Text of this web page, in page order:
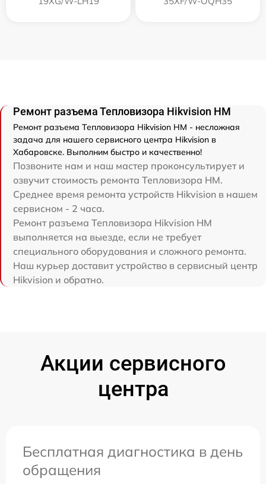
Ремонт разъема Тепловизора Hikvision HM
Ремонт разъема Тепловизора Hikvision HM - несложная
задача для нашего сервисного центра Hikvision в
Хабаровске. Выполним быстро и качественно!
Позвоните нам и наш мастер проконсультирует и
озвучит стоимость ремонта Тепловизора HM.
Среднее время ремонта устройств Hikvision в нашем
сервисном - 2 часа.
Ремонт разъема Тепловизора Hikvision HM
выполняется на выезде, если не требует
специального оборудования и сложного ремонта.
Наш курьер доставит устройство в сервисный центр
Hikvision и обратно.
Акции сервисного
центра
Бесплатная диагностика в день
обращения